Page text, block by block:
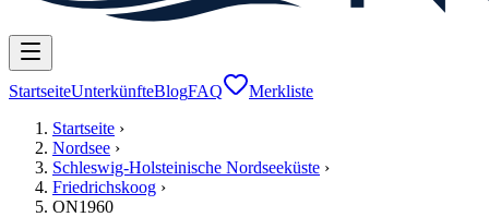
StartseiteUnterkünfteBlogFAQ
Merkliste
Startseite ›
Nordsee ›
Schleswig-Holsteinische Nordseeküste ›
Friedrichskoog ›
ON1960